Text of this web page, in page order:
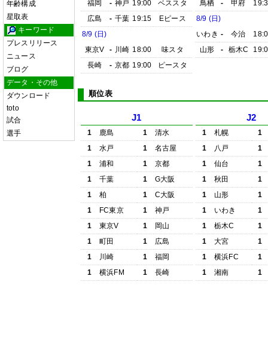
年齢構成
星取表
キーワード
プレスリリース
ニュース
ブログ
データ・その他
ダウンロード
toto
試合
選手
福岡
- 神戸 19:00
ベススタ
広島
- 千葉 19:15
Eピース
8/9 (日)
東京V
- 川崎 18:00
味スタ
長崎
- 京都 19:00 ピースタ
鳥栖
- 甲府
8/9 (日)
いわき - 今治
山形
- 栃木C
順位表
J1
1 鹿島 1
清水
1
水戸 1
名古屋
1
浦和 1
京都
1
千葉 1
G大阪
1
柏 1
C大阪
1
FC東京 1
神戸
1
東京V 1
岡山
1
町田 1
広島
1
川崎 1
福岡
1
横浜FM 1 長崎
J2
1 札幌
1
1
八戸
1
1
仙台
1
1
秋田
1
1
山形
1
1
いわき
1
1
栃木C
1
1
大宮
1
1
横浜FC
1
1
湘南 1